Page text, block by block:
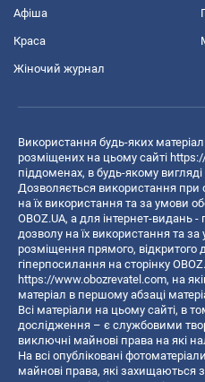
Афіша
Краса
Жіночий журнал
Використання будь-яких
розміщених на цьому сайті
піддоменах, в будь-якому
Дозволяється використання при
на їх використання та за умови
OBOZ.UA, а для інтернет-видань
дозволу на їх використання та
розміщення прямого, відкритого
гіперпосилання на сторінку
https://www.obozrevatel.com, на
матеріал в першому абзаці
Всі матеріали на цьому сайті, в
дослідження – є службовими
виключні майнові права на які
На всі опубліковані
майнові права, які захищаються